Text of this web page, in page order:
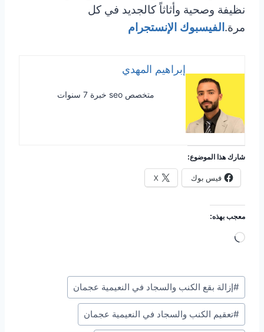
نظيفة وصحية وأثاثاً كالجديد في كل
مرة. الفيسبوك الإنستجرام
إبراهيم المهدي
متخصص seo خبرة 7 سنوات
شارك هذا الموضوع:
فيس بوك X
معجب بهذه:
ج
ي
ا
ل
وسوم
المقال:
#إزالة بقع الكنب والسجاد في النعيمية عجمان
#تعقيم الكنب والسجاد في النعيمية عجمان